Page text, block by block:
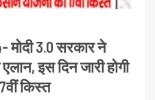
मोदी 3.0 सरकार ने
इस दिन जारी होगी
किस्त